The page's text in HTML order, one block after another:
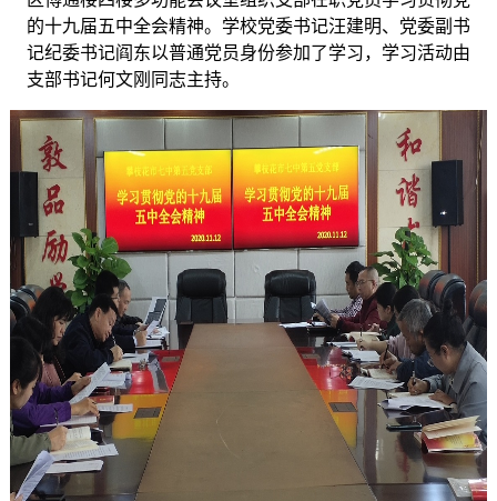
的十九届五中全会精神。学校党委书记汪建明、党委副书
记纪委书记阎东以普通党员身份参加了学习，学习活动由
支部书记何文刚同志主持。